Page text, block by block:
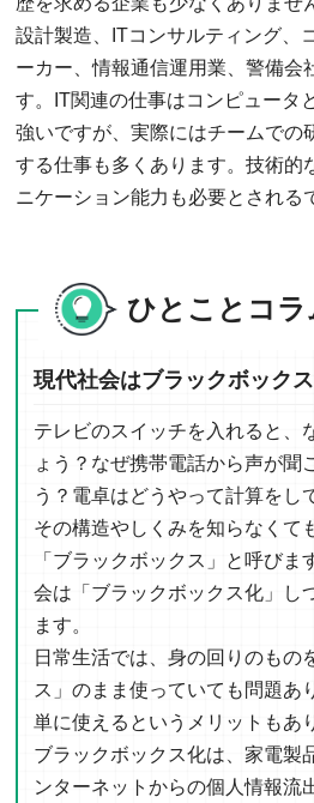
設計製造、ITコンサルティング、
ーカー、情報通信運用業、警備会
す。IT関連の仕事はコンピュータ
強いですが、実際にはチームでの
する仕事も多くあります。技術的
ニケーション能力も必要とされる
ひとことコラ
現代社会はブラックボックス
テレビのスイッチを入れると、
ょう？なぜ携帯電話から声が聞
う？電卓はどうやって計算をし
その構造やしくみを知らなくて
「ブラックボックス」と呼びま
会は「ブラックボックス化」し
ます。
日常生活では、身の回りのもの
ス」のまま使っていても問題あ
単に使えるというメリットもあ
ブラックボックス化は、家電製
ンターネットからの個人情報流